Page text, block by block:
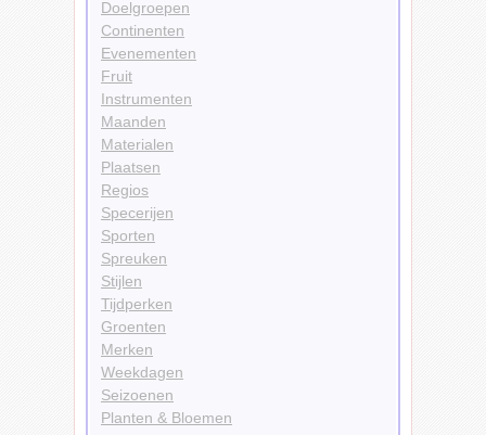
Doelgroepen
Continenten
Evenementen
Fruit
Instrumenten
Maanden
Materialen
Plaatsen
Regios
Specerijen
Sporten
Spreuken
Stijlen
Tijdperken
Groenten
Merken
Weekdagen
Seizoenen
Planten & Bloemen